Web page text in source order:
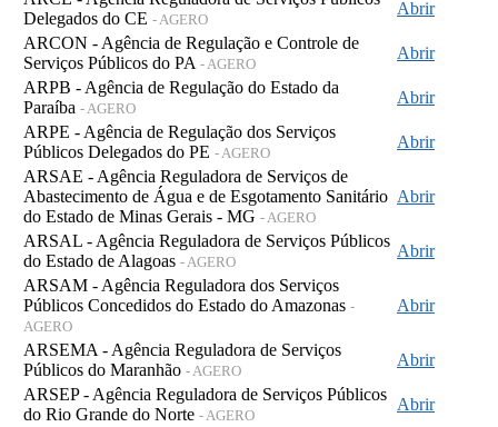
Delegados do CE - AGERO
Abrir
ARCON - Agência de Regulação e Controle de
Serviços Públicos do PA - AGERO
Abrir
ARPB - Agência de Regulação do Estado da
Paraíba - AGERO
Abrir
ARPE - Agência de Regulação dos Serviços
Públicos Delegados do PE - AGERO
Abrir
ARSAE - Agência Reguladora de Serviços de
Abastecimento de Água e de Esgotamento Sanitário
do Estado de Minas Gerais - MG - AGERO
Abrir
ARSAL - Agência Reguladora de Serviços Públicos
do Estado de Alagoas - AGERO
Abrir
ARSAM - Agência Reguladora dos Serviços
Públicos Concedidos do Estado do Amazonas -
AGERO
Abrir
ARSEMA - Agência Reguladora de Serviços
Públicos do Maranhão - AGERO
Abrir
ARSEP - Agência Reguladora de Serviços Públicos
do Rio Grande do Norte - AGERO
Abrir